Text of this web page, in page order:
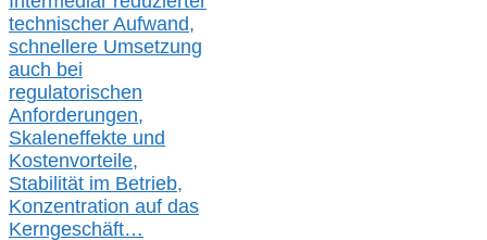
technischer Aufwand,
schnellere Umsetzung
auch bei
regulatorischen
Anforderungen,
Skaleneffekte und
Kostenvorteile,
Stabilität im Betrieb,
Konzentration auf das
Kerngeschäft…